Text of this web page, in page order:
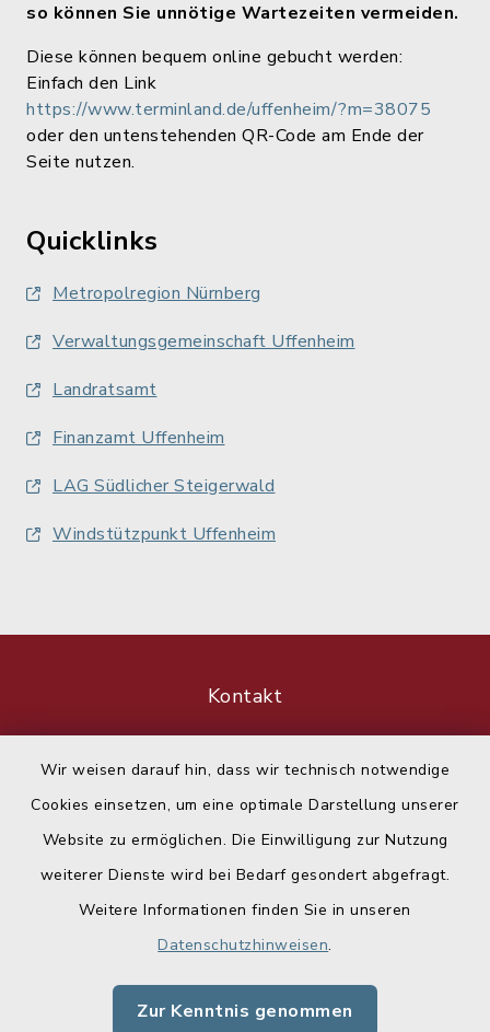
Wir weisen darauf hin, dass wir technisch notwendige
Cookies einsetzen, um eine optimale Darstellung unserer
Website zu ermöglichen. Die Einwilligung zur Nutzung
weiterer Dienste wird bei Bedarf gesondert abgefragt.
Weitere Informationen finden Sie in unseren
Datenschutzhinweisen.
Zur Kenntnis genommen
so können Sie unnötige Wartezeiten vermeiden.
Diese können bequem online gebucht werden:
Einfach den Link
https://www.terminland.de/uffenheim/?m=38075
oder den untenstehenden QR-Code am Ende der
Seite nutzen.
Quicklinks
Metropolregion Nürnberg
Verwaltungsgemeinschaft Uffenheim
Landratsamt
Finanzamt Uffenheim
LAG Südlicher Steigerwald
Windstützpunkt Uffenheim
Kontakt
Datenschutz
Impressum
Sitemap
Cookie-Einstellungen